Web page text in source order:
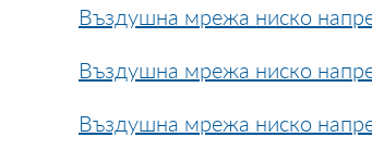
Въздушна мрежа ниско
Въздушна мрежа ниско
Въздушна мрежа ниско